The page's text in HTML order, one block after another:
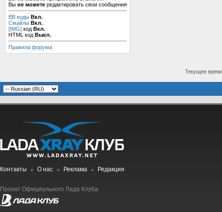
Вы не можете редактировать свои сообщения
BB коды Вкл.
Смайлы Вкл.
[IMG] код Вкл.
HTML код Выкл.
Правила форума
Текущее
Контакты О нас Реклама Редакция
Проект Официального Лада Клуба